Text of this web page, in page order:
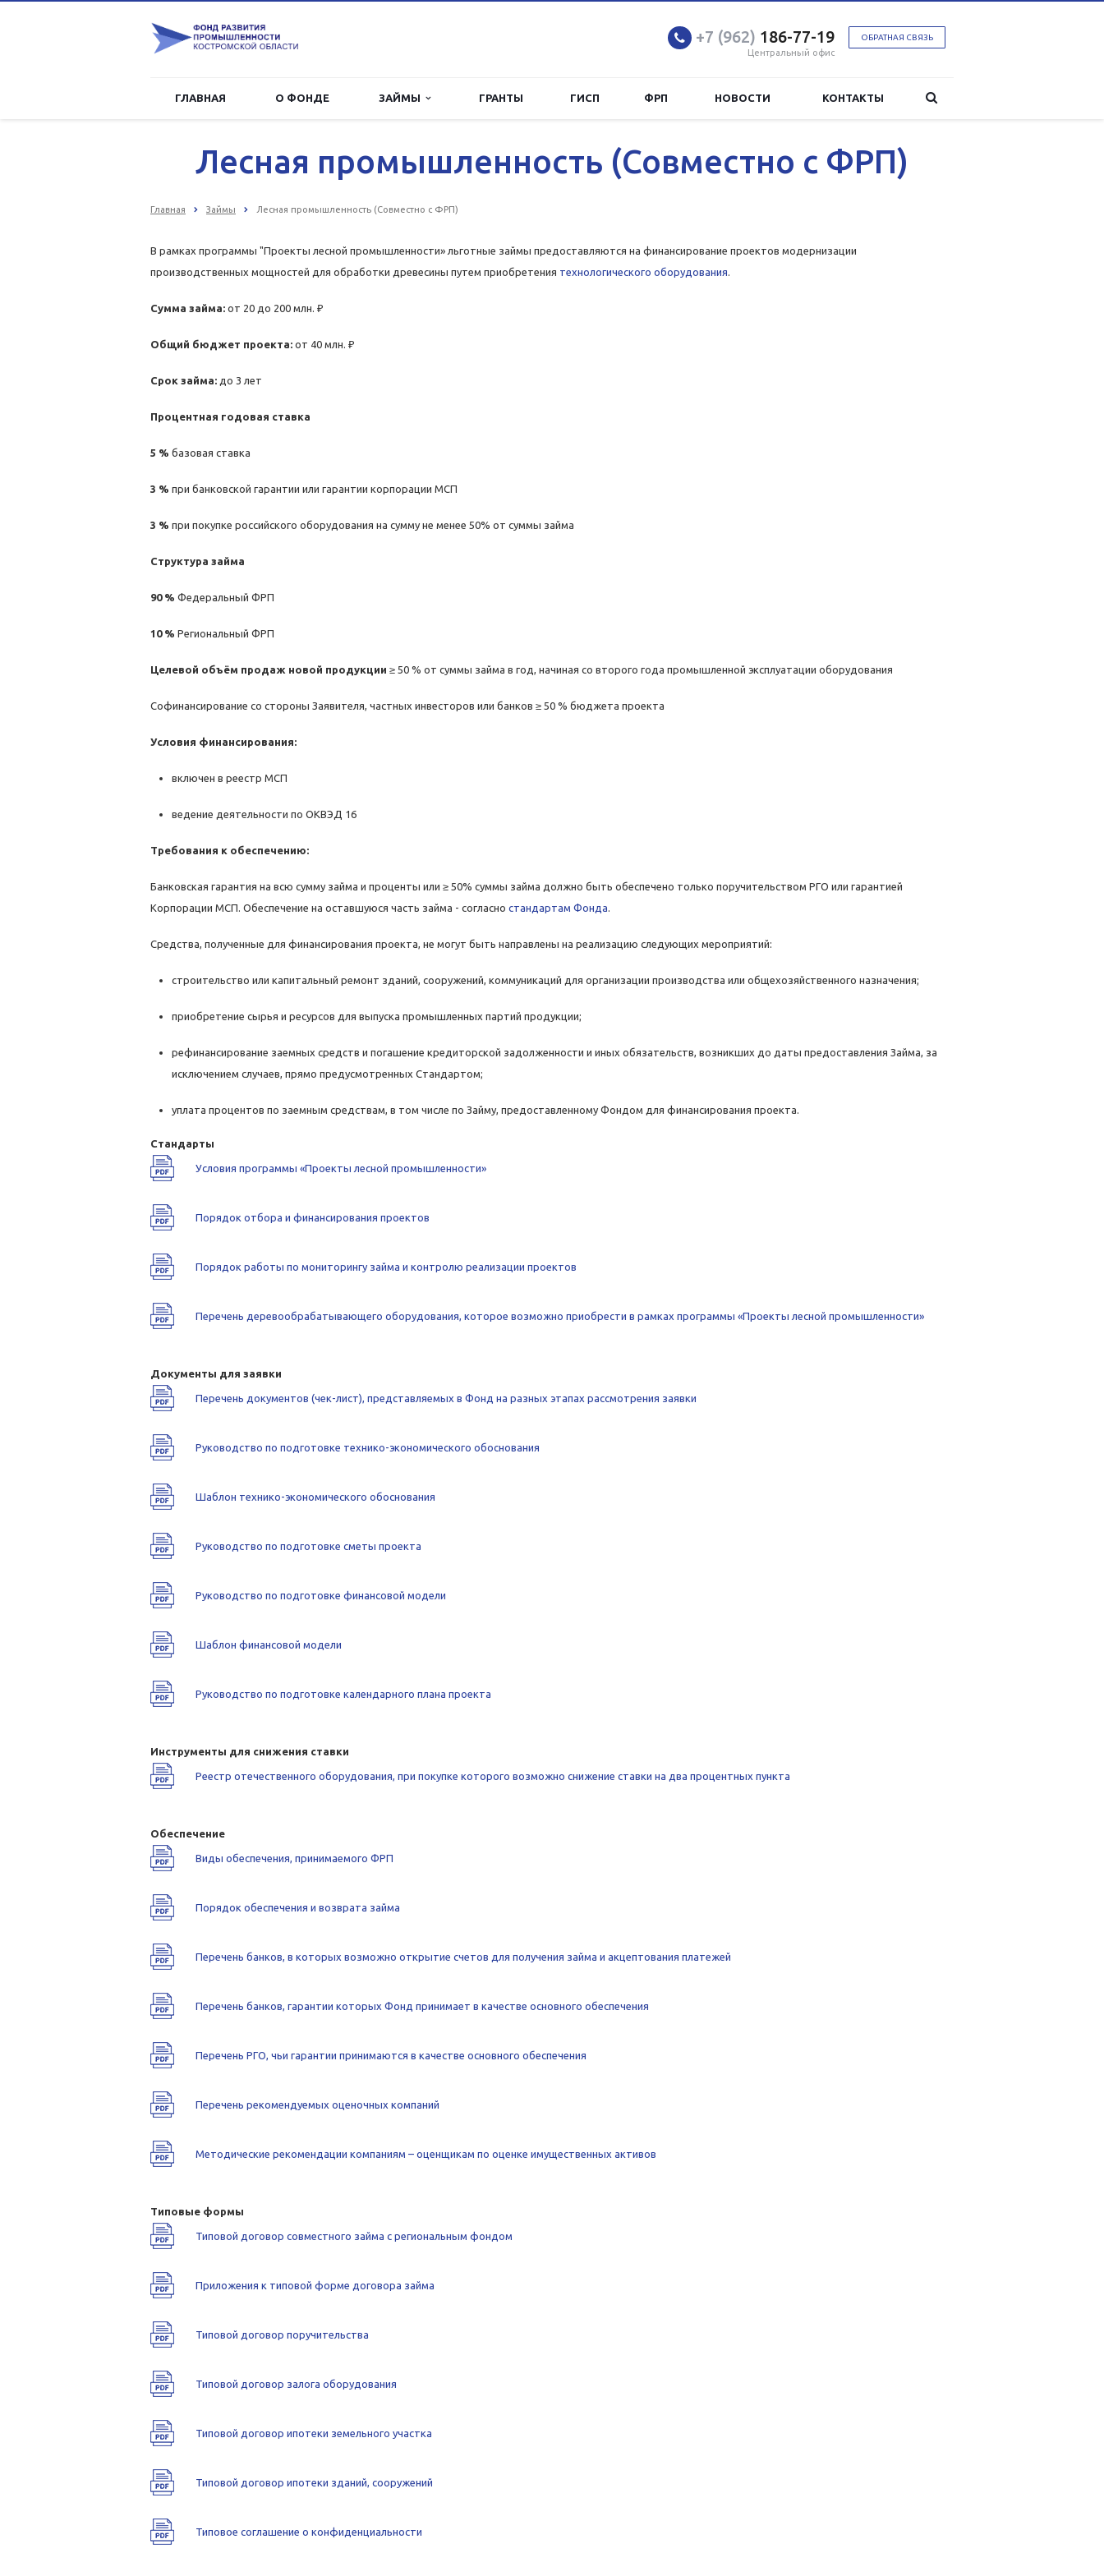
ОБРАТНАЯ СВЯЗЬ
+7 (962) 186-77-19
Центральный офис
ГЛАВНАЯ О ФОНДЕ ЗАЙМЫ ГРАНТЫ ГИСП ФРП НОВОСТИ КОНТАКТЫ
Лесная промышленность (Совместно с ФРП)
Главная Займы Лесная промышленность (Совместно с ФРП)
В рамках программы "Проекты лесной промышленности» льготные займы предоставляются на финансирование проектов модернизации
производственных мощностей для обработки древесины путем приобретения технологического оборудования.
Сумма займа: от 20 до 200 млн. ₽
Общий бюджет проекта: от 40 млн. ₽
Срок займа: до 3 лет
Процентная годовая ставка
5 % базовая ставка
3 % при банковской гарантии или гарантии корпорации МСП
3 % при покупке российского оборудования на сумму не менее 50% от суммы займа
Структура займа
90 % Федеральный ФРП
10 % Региональный ФРП
Целевой объём продаж новой продукции ≥ 50 % от суммы займа в год, начиная со второго года промышленной эксплуатации оборудования
Софинансирование со стороны Заявителя, частных инвесторов или банков ≥ 50 % бюджета проекта
Условия финансирования:
включен в реестр МСП
ведение деятельности по ОКВЭД 16
Требования к обеспечению:
Банковская гарантия на всю сумму займа и проценты или ≥ 50% суммы займа должно быть обеспечено только поручительством РГО или гарантией
Корпорации МСП. Обеспечение на оставшуюся часть займа - согласно стандартам Фонда.
Средства, полученные для финансирования проекта, не могут быть направлены на реализацию следующих мероприятий:
строительство или капитальный ремонт зданий, сооружений, коммуникаций для организации производства или общехозяйственного назначения;
приобретение сырья и ресурсов для выпуска промышленных партий продукции;
рефинансирование заемных средств и погашение кредиторской задолженности и иных обязательств, возникших до даты предоставления Займа, за
исключением случаев, прямо предусмотренных Стандартом;
уплата процентов по заемным средствам, в том числе по Займу, предоставленному Фондом для финансирования проекта.
Стандарты
Условия программы «Проекты лесной промышленности»
Порядок отбора и финансирования проектов
Порядок работы по мониторингу займа и контролю реализации проектов
Перечень деревообрабатывающего оборудования, которое возможно приобрести в рамках программы «Проекты лесной промышленности»
Документы для заявки
Перечень документов (чек-лист), представляемых в Фонд на разных этапах рассмотрения заявки
Руководство по подготовке технико-экономического обоснования
Шаблон технико-экономического обоснования
Руководство по подготовке сметы проекта
Руководство по подготовке финансовой модели
Шаблон финансовой модели
Руководство по подготовке календарного плана проекта
Инструменты для снижения ставки
Реестр отечественного оборудования, при покупке которого возможно снижение ставки на два процентных пункта
Обеспечение
Виды обеспечения, принимаемого ФРП
Порядок обеспечения и возврата займа
Перечень банков, в которых возможно открытие счетов для получения займа и акцептования платежей
Перечень банков, гарантии которых Фонд принимает в качестве основного обеспечения
Перечень РГО, чьи гарантии принимаются в качестве основного обеспечения
Перечень рекомендуемых оценочных компаний
Методические рекомендации компаниям – оценщикам по оценке имущественных активов
Типовые формы
Типовой договор совместного займа с региональным фондом
Приложения к типовой форме договора займа
Типовой договор поручительства
Типовой договор залога оборудования
Типовой договор ипотеки земельного участка
Типовой договор ипотеки зданий, сооружений
Типовое соглашение о конфиденциальности